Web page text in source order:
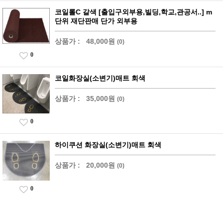
코일롤C 갈색 [출입구외부용,빌딩,학교,관공서..] m
단위 재단판매 단가 외부용
상품가 : 48,000원 (0)
0
코일화장실(소변기)매트 회색
상품가 : 35,000원 (0)
0
하이쿠션 화장실(소변기)매트 회색
상품가 : 20,000원 (0)
0